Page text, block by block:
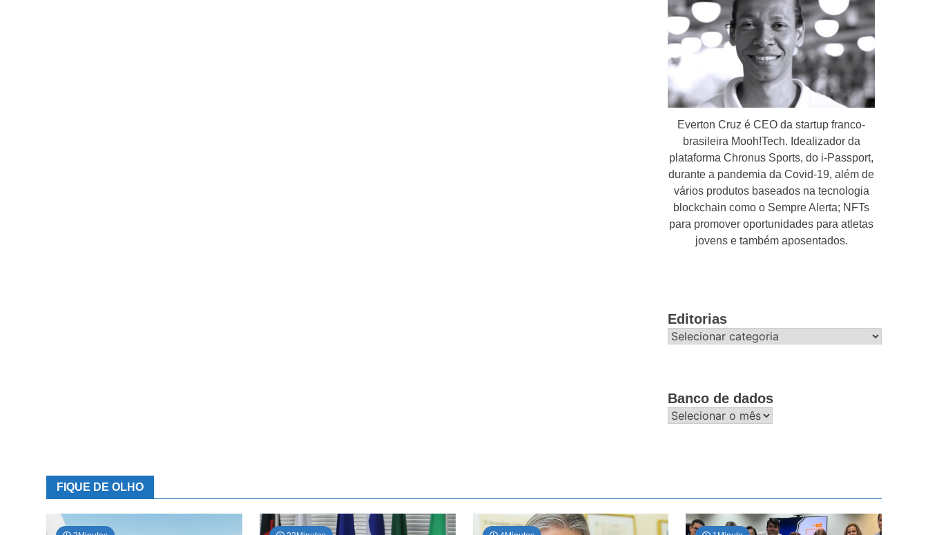
Everton Cruz é CEO da startup franco-
brasileira Mooh!Tech. Idealizador da
plataforma Chronus Sports, do i-Passport,
durante a pandemia da Covid-19, além de
vários produtos baseados na tecnologia
blockchain como o Sempre Alerta; NFTs
para promover oportunidades para atletas
jovens e também aposentados.
Editorias
Editorias
Banco de dados
Banco
FIQUE DE OLHO